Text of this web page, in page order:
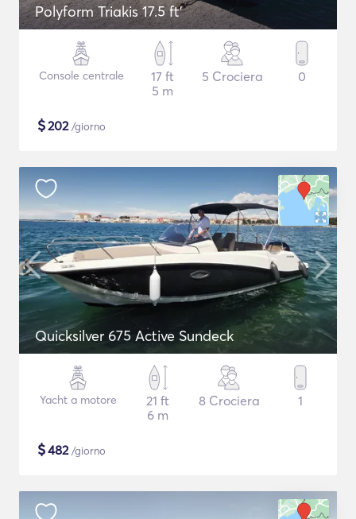
Polyform Triakis 17.5 ft'
Console centrale
17 ft
5 m
5 Crociera 0
$202/giorno
Quicksilver 675 Active Sundeck
Yacht a motore
21 ft
6 m
8 Crociera 1
$482/giorno